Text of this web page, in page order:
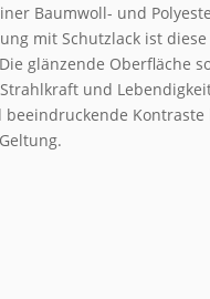
Baumwoll- und
mit Schutzlack ist diese
glänzende Oberfläche
und
beeindruckende Kontraste